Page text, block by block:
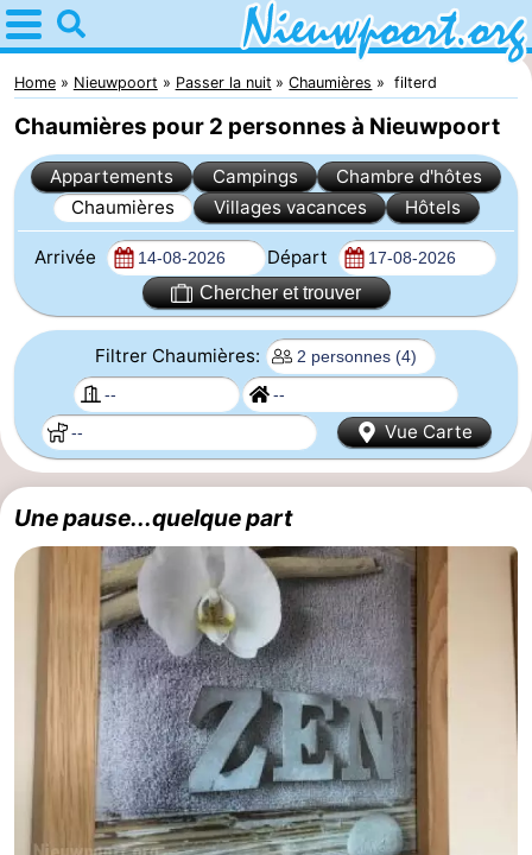
Home
Nieuwpoort
Astuces
Avec
enfants
la
nuit
Appartements
-
Holiday
Suites
Nieuwpoort
Holiday
Suites
Westende
Campings
Chambre
d'hôtes
Chaumières
Nieuwpoort
Oostduinkerke
Westende
Hôtels
Home Nieuwpoort Passer la nuit Chaumières filterd
Chaumières pour 2 personnes à Nieuwpoort
Appartements Campings
Chambre d'hôtes
Chaumières
Villages vacances Hôtels
Arrivée Départ
Chercher et trouver
Filtrer Chaumières:
Vue Carte
Une pause...quelque part